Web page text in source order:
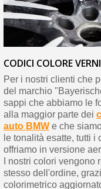
CODICI COLORE
Per i nostri clienti che
del marchio
sappi che abbiamo le
alla maggior parte dei
auto BMWe che
le tonalità esatte, tutti i
offriamo in versione
I nostri colori
stesso dell'ordine,
colorimetrico